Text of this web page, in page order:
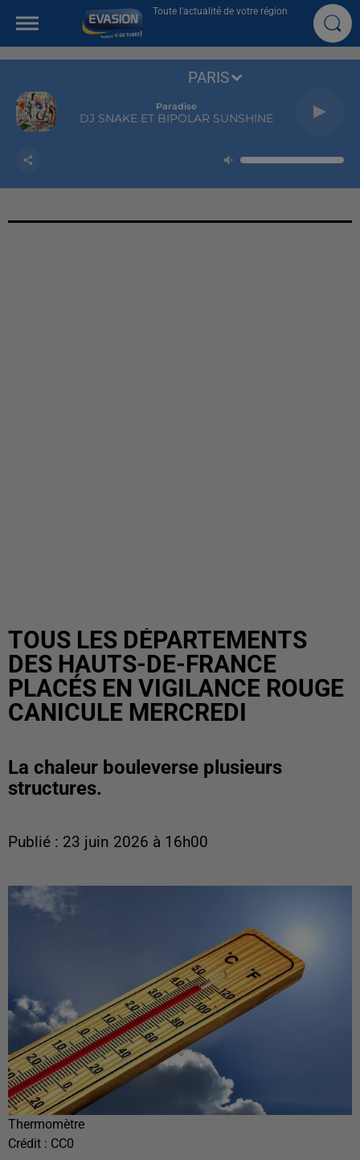
Toute l'actualité de votre région
Paradise
DJ SNAKE ET BIPOLAR SUNSHINE
PARIS
TOUS LES DÉPARTEMENTS
DES HAUTS-DE-FRANCE
PLACÉS EN VIGILANCE ROUGE
CANICULE MERCREDI
La chaleur bouleverse plusieurs
structures.
Publié : 23 juin 2026 à 16h00
Thermomètre
Crédit : CC0